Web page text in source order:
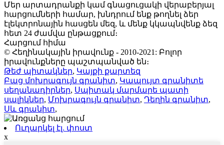
Մեր արտադրանքի կամ գնացուցակի վերաբերյալ
հարցումների համար, խնդրում ենք թողնել ձեր
էլեկտրոնային հասցեն մեզ, և մենք կկապնվենք ձեզ
հետ 24 ժամվա ընթացքում։
Հարցում հիմա
© Հեղինակային իրավունք - 2010-2021: Բոլոր
իրավունքները պաշտպանված են։
Թեժ պիտակներ, Կայքի քարտեզ
Բաց մոխրագույն գրանիտ, Կապույտ գրանիտե
սեղանադիրներ, Սպիտակ մարմարե պատի
սալիկներ, Մոխրագույն գրանիտ, Դեղին գրանիտ,
Սև գրանիտ,
Ուղարկել էլ. փոստ
x